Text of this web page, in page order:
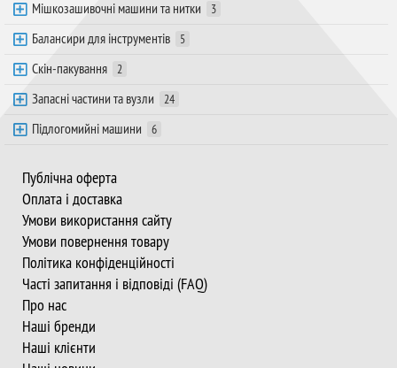
Мішкозашивочні машини та нитки 3
Балансири для інструментів 5
Скін-пакування 2
Запасні частини та вузли 24
Підлогомийні машини 6
Публічна оферта
Оплата і доставка
Умови використання сайту
Умови повернення товару
Політика конфіденційності
Часті запитання і відповіді (FAQ)
Про нас
Наші бренди
Наші клієнти